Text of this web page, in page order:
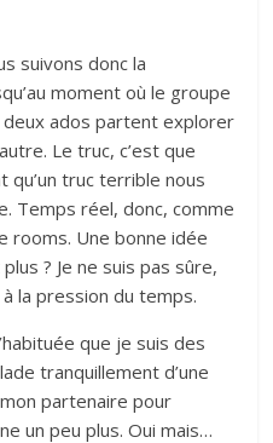
suivons donc la
moment où le groupe
ados partent explorer
Le truc, c’est que
qu’un truc terrible nous
Temps réel, donc, comme
rooms. Une bonne idée
? Je ne suis pas sûre,
la pression du temps.
que je suis des
tranquillement d’une
partenaire pour
un peu plus. Oui mais…